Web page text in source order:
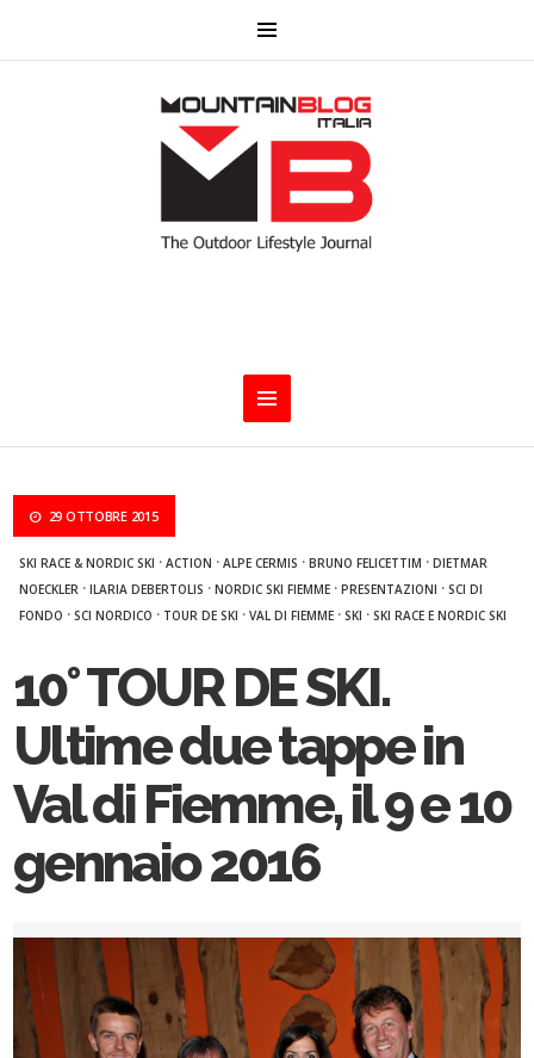
29 OTTOBRE 2015
SKI RACE & NORDIC SKI ·ACTION ·ALPE CERMIS ·BRUNO FELICETTIM ·DIETMAR
NOECKLER ·ILARIA DEBERTOLIS ·NORDIC SKI FIEMME ·PRESENTAZIONI ·SCI DI
FONDO ·SCI NORDICO · TOUR DE SKI ·VAL DI FIEMME ·SKI ·SKI RACE E NORDIC SKI
10° TOUR DE SKI.
Ultime due tappe in
Val di Fiemme, il 9 e 10
gennaio 2016